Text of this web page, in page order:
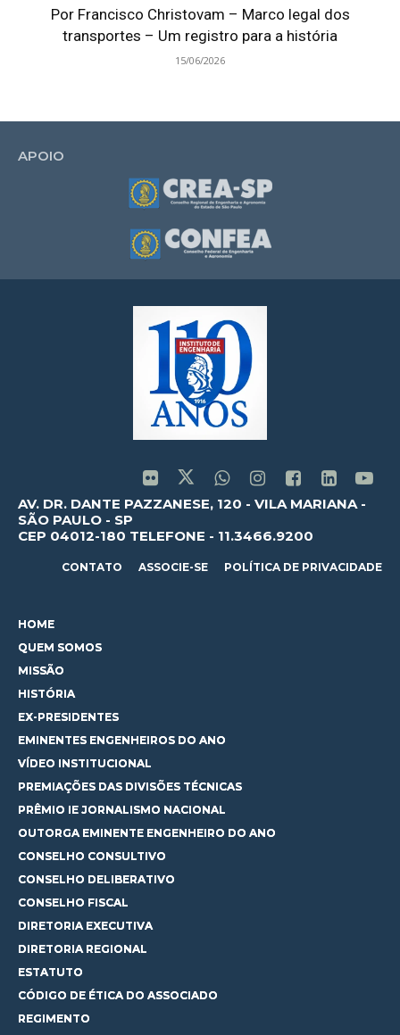
Por Francisco Christovam – Marco legal dos
transportes – Um registro para a história
15/06/2026
APOIO
AV. DR. DANTE PAZZANESE, 120 - VILA MARIANA -
SÃO PAULO - SP
CEP 04012-180 TELEFONE - 11.3466.9200
CONTATO ASSOCIE-SE POLÍTICA DE PRIVACIDADE
HOME
QUEM SOMOS
MISSÃO
HISTÓRIA
EX-PRESIDENTES
EMINENTES ENGENHEIROS DO ANO
VÍDEO INSTITUCIONAL
PREMIAÇÕES DAS DIVISÕES TÉCNICAS
PRÊMIO IE JORNALISMO NACIONAL
OUTORGA EMINENTE ENGENHEIRO DO ANO
CONSELHO CONSULTIVO
CONSELHO DELIBERATIVO
CONSELHO FISCAL
DIRETORIA EXECUTIVA
DIRETORIA REGIONAL
ESTATUTO
CÓDIGO DE ÉTICA DO ASSOCIADO
REGIMENTO